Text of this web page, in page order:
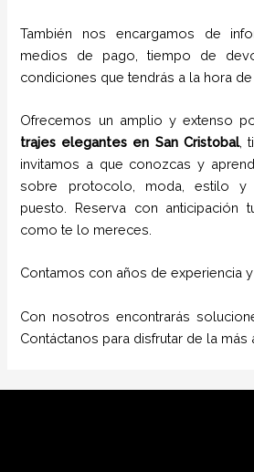
También nos encargamos de
medios de pago, tiempo de
condiciones que tendrás a la hora
Ofrecemos un amplio y extenso
trajes elegantes en San Cristobal,
invitamos a que conozcas y
sobre protocolo, moda, estilo y
puesto. Reserva con anticipación
como te lo mereces.
Contamos con años de experiencia
Con nosotros encontrarás
Contáctanos para disfrutar de la más